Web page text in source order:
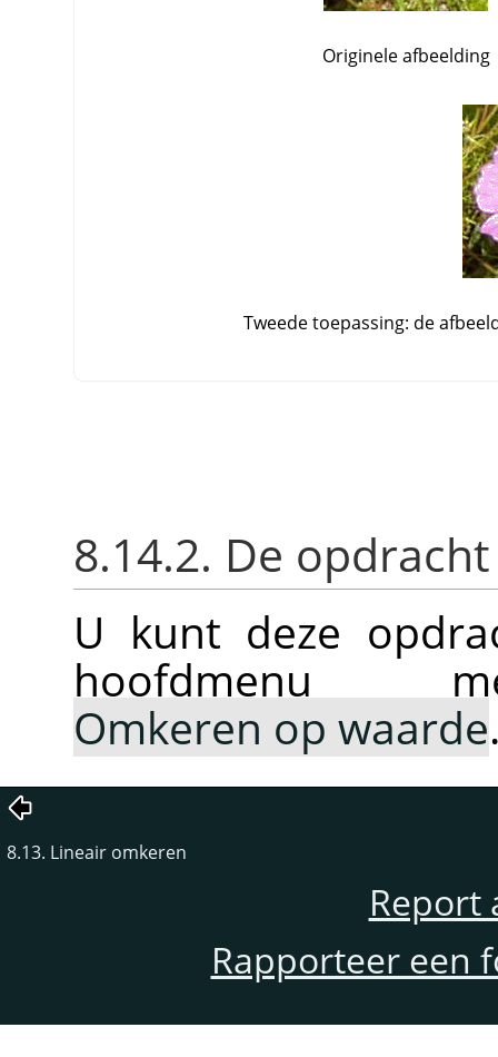
Originele afbeelding
Tweede toepassing: de
8.14.2. De
U kunt deze
Omkeren op waarde
8.13. Lineair omkeren
Report
Rapporteer een